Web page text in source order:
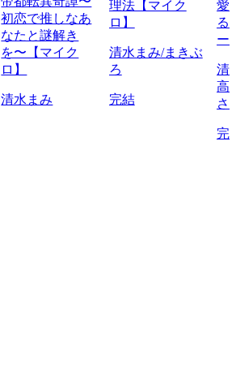
初恋で推しなあ
なたと謎解き
を〜【マイク
ロ】
清水まみ
理法【マイク
ロ】
清水まみ/まきぶ
ろ
完結
愛
る
ー
清
高
さ
完